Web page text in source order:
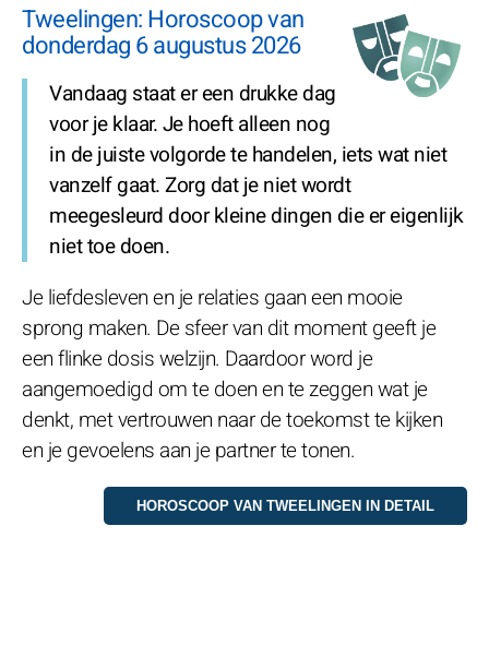
Tweelingen: Horoscoop van
donderdag 6 augustus 2026
Vandaag staat er een drukke dag
voor je klaar. Je hoeft alleen nog
in de juiste volgorde te handelen, iets wat niet
vanzelf gaat. Zorg dat je niet wordt
meegesleurd door kleine dingen die er eigenlijk
niet toe doen.
Je liefdesleven en je relaties gaan een mooie
sprong maken. De sfeer van dit moment geeft je
een flinke dosis welzijn. Daardoor word je
aangemoedigd om te doen en te zeggen wat je
denkt, met vertrouwen naar de toekomst te kijken
en je gevoelens aan je partner te tonen.